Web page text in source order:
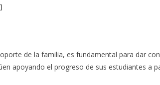
de la familia, es fundamental para dar
apoyando el progreso de sus estudiantes a